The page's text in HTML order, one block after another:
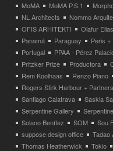
MoMA
MoMA P.S.1
NL Architects
Nommo
OFIS ARHITEKTI
Olafur
Panamá
Paraguay Peris +
Portugal
PPAA - Pérez
Pritzker Prize
Productora
Rem Koolhaas
Renzo Piano
Rogers Stirk Harbour + Partners
Santiago Calatrava
Saskia
Serpentine Gallery
Solano Benítez
SOM Sou
suppose design office
Tadao
Thomas Heatherwick
Tokio